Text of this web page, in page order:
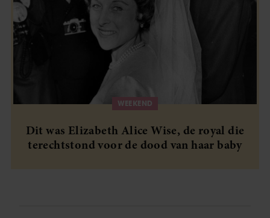
WEEKEND
Dit was Elizabeth Alice Wise, de royal die
terechtstond voor de dood van haar baby